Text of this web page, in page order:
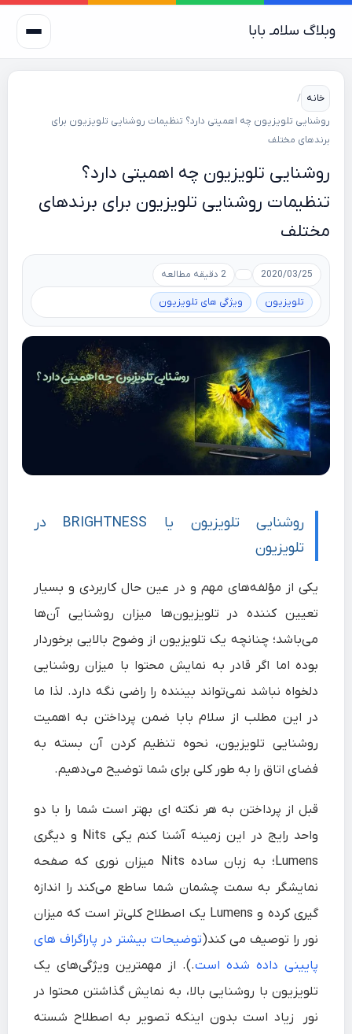
وبلاگ سلامـ بابا
خانه /
روشنایی تلویزیون چه اهمیتی دارد؟ تنظیمات روشنایی تلویزیون برای
برندهای مختلف
روشنایی تلویزیون چه اهمیتی دارد؟
تنظیمات روشنایی تلویزیون برای برندهای
مختلف
2020/03/25 2 دقیقه مطالعه
تلویزیون ویژگی های تلویزیون
روشنایی تلویزیون یا BRIGHTNESS در
تلویزیون
یکی از مؤلفه‌های مهم و در عین حال کاربردی و بسیار
تعیین کننده در تلویزیون‌ها میزان روشنایی آن‌ها
می‌باشد؛ چنانچه یک تلویزیون از وضوح بالایی برخوردار
بوده اما اگر قادر به نمایش محتوا با میزان روشنایی
دلخواه نباشد نمی‌تواند بیننده را راضی نگه دارد. لذا ما
در این مطلب از سلام‌ بابا ضمن پرداختن بهاهمیت
روشنایی تلویزیون، نحوه تنظیم کردن آنبسته به
فضای اتاق را به طور کلی برای شما توضیح می‌دهیم.
قبل از پرداختن به هر نکته ای بهتر است شما را با دو
واحد رایج در این زمینه آشنا کنم یکی Nits و دیگری
Lumens؛ به زبان ساده Nits میزان نوری که صفحه
نمایشگر به سمت چشمان شما ساطع می‌کند را اندازه
گیری کرده و Lumens یک اصطلاح کلی‌تر است که میزان
نور را توصیف می کند(توضیحات بیشتر در پاراگراف های
پایینی داده شده است.). از مهمترین ویژگی‌های یک
تلویزیون با روشنایی بالا، به نمایش گذاشتن محتوا در
نور زیاد است بدون اینکه تصویر به اصطلاح شسته